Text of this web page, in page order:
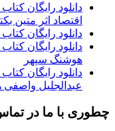
دانلود رایگان
اقتصاد اثر متین
دانلود رایگان
هوشنگ سپهر
دانلود رایگان
عبدالجلیل
چطوری با ما در